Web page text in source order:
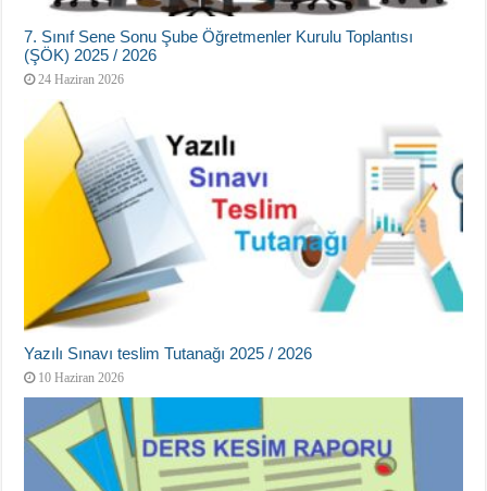
7. Sınıf Sene Sonu Şube Öğretmenler Kurulu Toplantısı
(ŞÖK) 2025 / 2026
24 Haziran 2026
Yazılı Sınavı teslim Tutanağı 2025 / 2026
10 Haziran 2026